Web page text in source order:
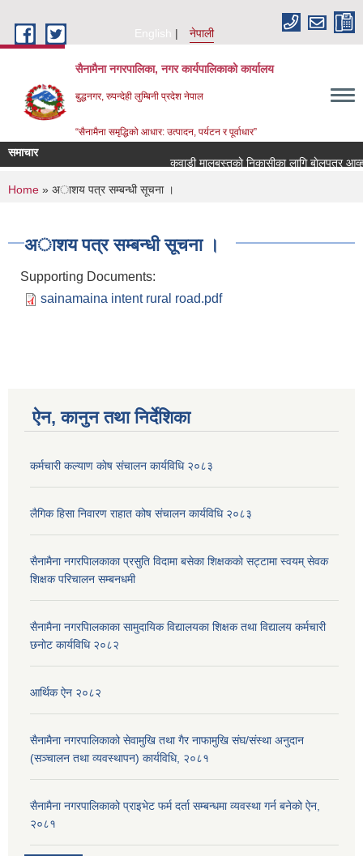
English
नेपाली
सैनामैना नगरपालिका, नगर कार्यपालिकाको कार्यालय
बुद्धनगर, रुपन्देही लुम्बिनी प्रदेश नेपाल
“सैनामैना समृद्धिको आधार: उत्पादन, पर्यटन र पूर्वाधार”
समाचार
कवाडी मालबस्तुकाे निकासीका लागि बाेलपत्र
You are here
Home » अाशय पत्र सम्बन्धी सूचना ।
अाशय पत्र सम्बन्धी सूचना ।
Supporting Documents:
sainamaina intent rural road.pdf
ऐन, कानुन तथा निर्देशिका
कर्मचारी कल्याण काेष संचालन कार्यविधि २०८३
लैगिक हिसा निवारण राहात कोष संचालन कार्यविधि २०८३
सैनामैना नगरपािलकाका प्रसुति विदामा बसेका शिक्षककाे सट्टामा स्वयम् सेवक
शिक्षक परिचालन सम्बनधमी
सैनामैना नगरपािलकाका सामुदायिक विद्यालयका शिक्षक तथा विद्यालय कर्मचारी
छनाेट कार्यविधि २०८२
आर्थिक ऐन २०८२
सैनामैना नगरपालिकाको सेवामुखि तथा गैर नाफामुखि संघ/संस्था अनुदान
(सञ्चालन तथा व्यवस्थापन) कार्यविधि, २०८१
सैनामैना नगरपालिकाको प्राइभेट फर्म दर्ता सम्बन्धमा व्यवस्था गर्न बनेको ऐन,
२०८१